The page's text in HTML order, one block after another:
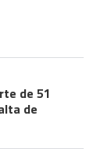
de 51
de